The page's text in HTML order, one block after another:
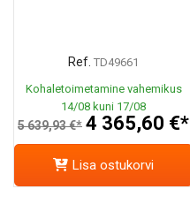
Ref. TD49661
Kohaletoimetamine vahemikus
14/08 kuni 17/08
5 639,93 €* 4 365,60 €*
Lisa ostukorvi